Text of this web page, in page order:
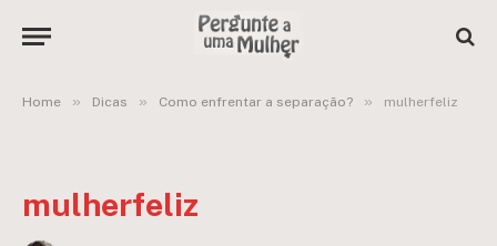
Home » Dicas » Como enfrentar a separação? » mulherfeliz
mulherfeliz